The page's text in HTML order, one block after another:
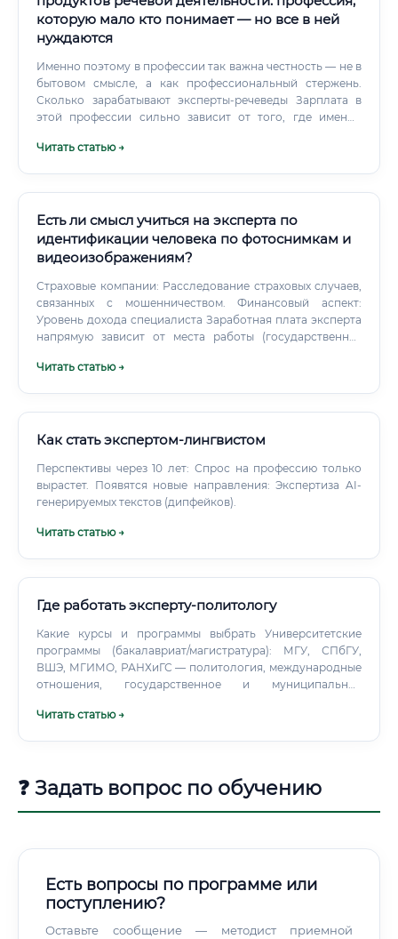
которую мало кто понимает — но все в ней
нуждаются
Именно поэтому в профессии так важна честность — не в
бытовом смысле, а как профессиональный стержень.
Сколько зарабатывают эксперты-речеведы Зарплата в
этой профессии сильно зависит от того, где именно
экспертном учреждении получает значительно меньше,
Читать статью →
Есть ли смысл учиться на эксперта по
идентификации человека по фотоснимкам и
видеоизображениям?
Страховые компании: Расследование страховых случаев,
связанных с мошенничеством. Финансовый аспект:
Уровень дохода специалиста Заработная плата эксперта
напрямую зависит от места работы (государственная
квалификационной категории и сложности выполняемых
Читать статью →
Как стать экспертом-лингвистом
Перспективы через 10 лет: Спрос на профессию только
вырастет. Появятся новые направления: Экспертиза AI-
генерируемых текстов (дипфейков).
Читать статью →
Где работать эксперту-политологу
Какие курсы и программы выбрать Университетские
программы (бакалавриат/магистратура): МГУ, СПбГУ,
ВШЭ, МГИМО, РАНХиГС — политология, международные
отношения, государственное и муниципальное
сильными кафедрами и полевыми исследованиями.
Читать статью →
❓ Задать вопрос по обучению
Есть вопросы по программе или
поступлению?
Оставьте сообщение — методист приемной